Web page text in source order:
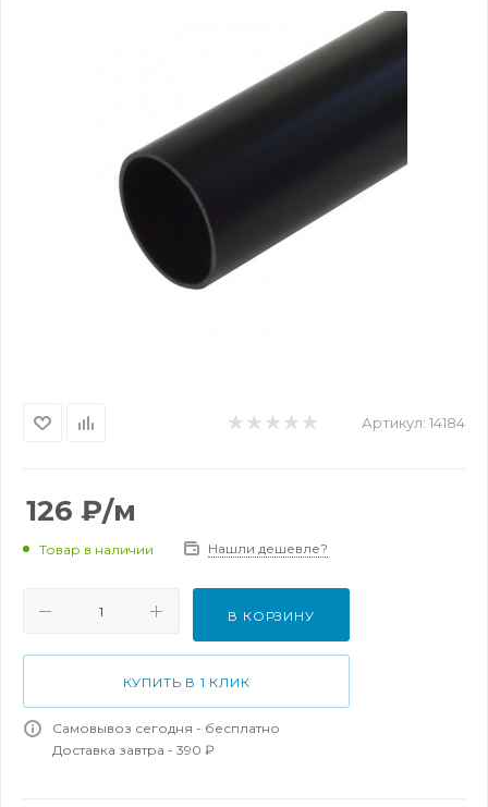
Артикул: 14184
126 ₽/м
Товар в наличии Нашли дешевле?
В КОРЗИНУ
КУПИТЬ В 1 КЛИК
Самовывоз сегодня - бесплатно
Доставка завтра - 390 ₽